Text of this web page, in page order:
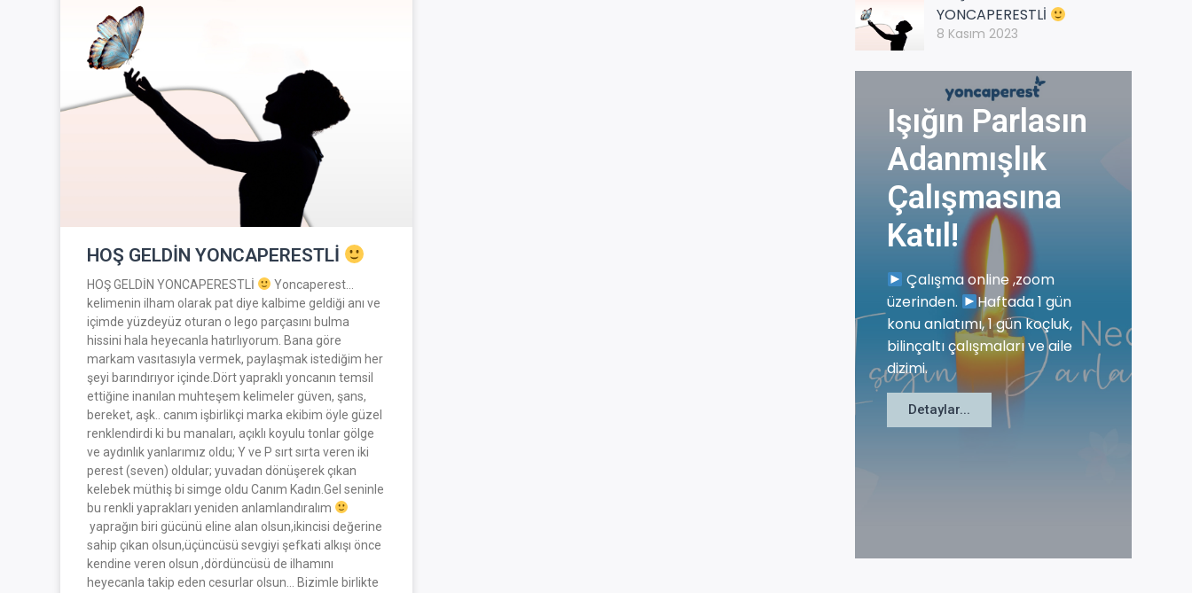
HOŞ GELDİN YONCAPERESTLİ
HOŞ GELDİN YONCAPERESTLİ
Yoncaperest…
kelimenin ilham olarak pat diye kalbime geldiği anı ve
içimde yüzdeyüz oturan o lego parçasını bulma
hissini hala heyecanla hatırlıyorum. Bana göre
markam vasıtasıyla vermek, paylaşmak istediğim her
şeyi barındırıyor içinde.Dört yapraklı yoncanın temsil
ettiğine inanılan muhteşem kelimeler güven, şans,
bereket, aşk.. canım işbirlikçi marka ekibim öyle güzel
renklendirdi ki bu manaları, açıklı koyulu tonlar gölge
ve aydınlık yanlarımız oldu; Y ve P sırt sırta veren iki
perest (seven) oldular; yuvadan dönüşerek çıkan
kelebek müthiş bi simge oldu Canım Kadın.Gel seninle
bu renkli yaprakları yeniden anlamlandıralım
yaprağın biri gücünü eline alan olsun,ikincisi değerine
sahip çıkan olsun,üçüncüsü sevgiyi şefkati alkışı önce
kendine veren olsun ,dördüncüsü de ilhamını
heyecanla takip eden cesurlar olsun… Bizimle birlikte
YONCAPERESTLİ
8 Kasım 2023
Işığın Parlasın
Adanmışlık
Çalışmasına
Katıl!
Çalışma online ,zoom
üzerinden.
Haftada 1 gün
konu anlatımı, 1 gün koçluk,
bilinçaltı çalışmaları ve aile
dizimi.
Detaylar...